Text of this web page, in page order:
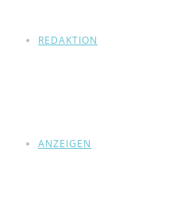
REDAKTION
ANZEIGEN